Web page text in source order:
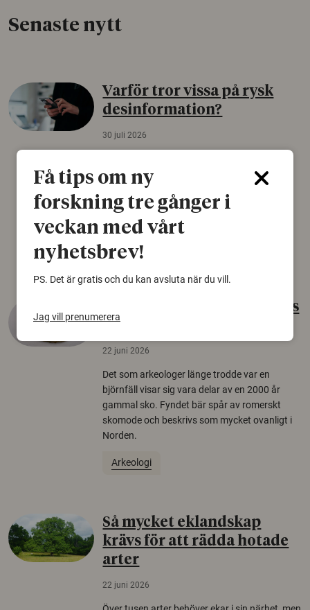
Senaste nytt
Varför tror vissa på rysk
desinformation?
30 juli 2026
konspirationsteorier är ofta mer mottagliga
för rysk desinformation. Det visar en studie
från Försvarshögskolan med deltagare i fyra
europeiska länder.
Säkerhetspolitik
Gammalt skinn var Sveriges
äldsta sko
22 juni 2026
Det som arkeologer länge trodde var en
björnfäll visar sig vara delar av en 2000 år
gammal sko. Fyndet bär spår av romerskt
skomode och beskrivs som mycket ovanligt i
Norden.
Arkeologi
Så mycket eklandskap
krävs för att rädda hotade
arter
22 juni 2026
Få tips om ny
forskning tre gånger i
veckan med vårt
nyhetsbrev!
PS. Det är gratis och du kan avsluta när du vill.
Jag vill prenumerera